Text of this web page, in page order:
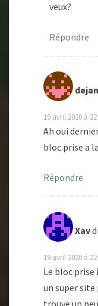
veux?
Répondre
dejan
19 avril 2020 à
Ah oui
bloc.prise a
Répondre
Xav
19 avril 2020 à
Le bloc prise
un super site